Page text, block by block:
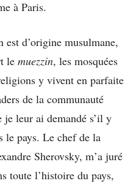
à Paris.
d’origine musulmane,
le muezzin, les mosquées
y vivent en parfaite
de la communauté
leur ai demandé s’il y
le pays. Le chef de la
Sherovsky, m’a juré
toute l’histoire du pays,